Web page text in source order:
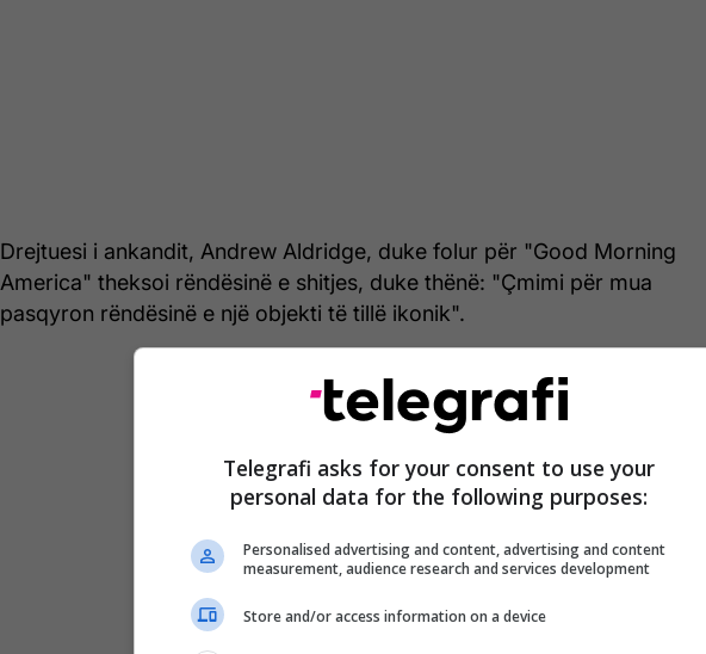
Drejtuesi i ankandit, Andrew Aldridge, duke folur për "Good Morning
America" ​​theksoi rëndësinë e shitjes, duke thënë: "Çmimi për mua
pasqyron rëndësinë e një objekti të tillë ikonik".
Telegrafi asks for your consent to use your
personal data for the following purposes:
Personalised advertising and content, advertising and content
measurement, audience research and services development
Store and/or access information on a device